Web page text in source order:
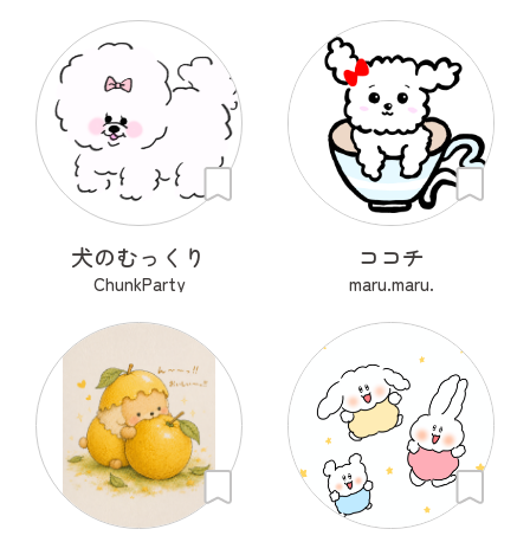
犬のむっくり
ChunkParty
ココチ
maru.maru.